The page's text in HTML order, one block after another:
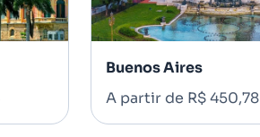
Buenos Aires
A partir de R$ 450,78